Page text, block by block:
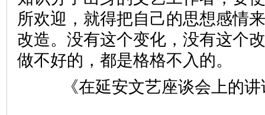
所欢迎，就得把自己的思想感情
改造。没有这个变化，没有这个
做不好的，都是格格不入的。
《在延安文艺座谈会上的